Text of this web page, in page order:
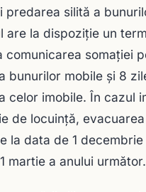
predarea silită a
are la dispoziție un
comunicarea somaţiei
bu­nurilor mobile şi 8
celor imobile. În cazul
de locuinţă,
la data de 1 decembrie
martie a anului următor.